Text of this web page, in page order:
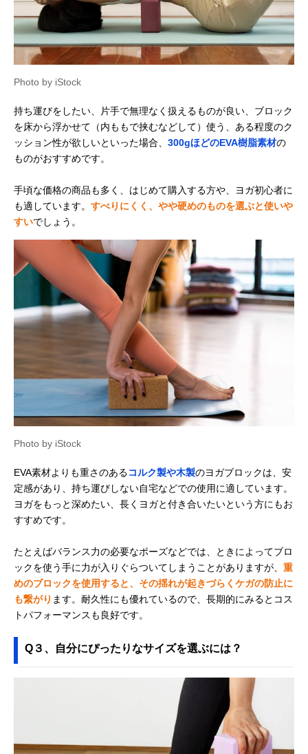
Photo by iStock
持ち運びをしたい、片手で無理なく扱えるものが良い、ブロック
を床から浮かせて（内ももで挟むなどして）使う、ある程度のク
ッション性が欲しいといった場合、 300gほどのEVA樹脂素材の
ものがおすすめです。
手頃な価格の商品も多く、はじめて購入する方や、ヨガ初心者に
も適しています。 すべりにくく、やや硬めのものを選ぶと使いや
すいでしょう。
Photo by iStock
EVA素材よりも重さのあるコルク製や木製のヨガブロックは、安
定感があり、持ち運びしない自宅などでの使用に適しています。
ヨガをもっと深めたい、長くヨガと付き合いたいという方にもお
すすめです。
たとえばバランス力の必要なポーズなどでは、ときによってブロ
ックを使う手に力が入りぐらついてしまうことがありますが、 重
めのブロックを使用すると、その揺れが起きづらくケガの防止に
も繋がり ます。耐久性にも優れているので、長期的にみるとコス
トパフォーマンスも良好です。
Q３、自分にぴったりなサイズを選ぶには？